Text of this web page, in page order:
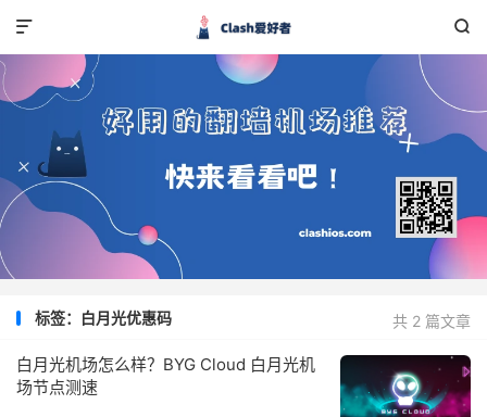


共 2 篇文章
标签：白月光优惠码
白月光机场怎么样？BYG Cloud 白月光机
场节点测速